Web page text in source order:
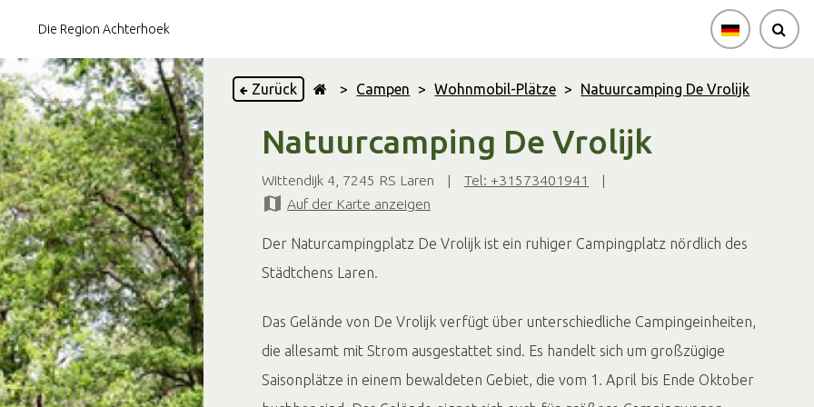
Ruhiger Campingplatz
Wintercamping
Am Wasser
Die Region Achterhoek
Zurück > Campen > Wohnmobil-Plätze > Natuurcamping De Vrolijk
Natuurcamping De Vrolijk
Wittendijk 4, 7245 RS Laren | Tel: +31573401941
|
Auf der Karte anzeigen
Der Naturcampingplatz De Vrolijk ist ein ruhiger Campingplatz nördlich des
Städtchens Laren.
Das Gelände von De Vrolijk verfügt über unterschiedliche Campingeinheiten,
die allesamt mit Strom ausgestattet sind. Es handelt sich um großzügige
Saisonplätze in einem bewaldeten Gebiet, die vom 1. April bis Ende Oktober